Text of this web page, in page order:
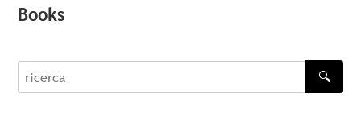
Books
recherche
🔍